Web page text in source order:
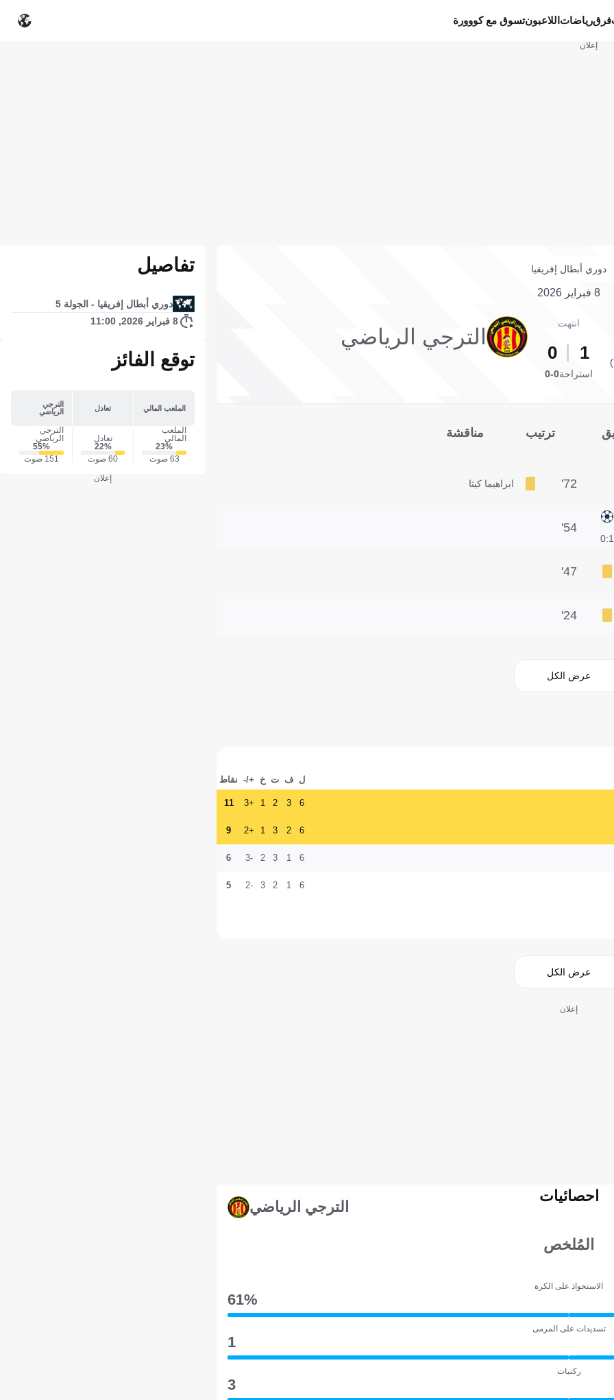
فرقرياضات اللاعبونتسوق مع كووورة
إعلان
دوري أبطال إفريقيا
8 فبراير 2026
انتهت
1
0
الترجي الرياضي
استراحة0-0
ترتيب مناقشة
ابراهيما كيتا 72'
1:0
54'
47'
24'
عرض الكل
ل ف ت خ +/- نقاط
6
3
2
1
+3
11
6
2
3
1
+2
9
6
1
3
2
-3
6
6
1
2
3
-2
5
عرض الكل
إعلان
احصائيات
الترجي الرياضي
المُلخص
الاستحواذ على الكرة
61‎%‎
تسديدات على المرمى
1
ركنيات
3
تفاصيل
دوري أبطال إفريقيا - الجولة 5
8 فبراير 2026, 11:00
توقع الفائز
الملعب المالي تعادل
الترجي
الرياضي
الملعب
المالي
23‎%‎
63 صوت
تعادل
22‎%‎
60 صوت
الترجي
الرياضي
55‎%‎
151 صوت
إعلان